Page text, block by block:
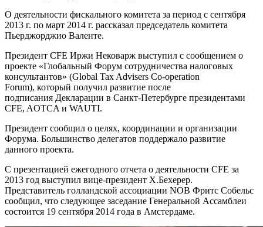
О деятельности фискального комитета за период с сентября
2013 г. по март 2014 г. рассказал председатель комитета
Пьерджорджио Валенте.
Президент CFE Иржи Нековарж выступил с сообщением о
проекте «Глобальный Форум сотрудничества налоговых
консультантов» (Global Tax Advisers Co-operation
Forum), который получил развитие после
подписания Декларации в Санкт-Петербурге президентами
CFE, AOTCA и WAUTI.
Президент сообщил о целях, координации и организации
Форума. Большинство делегатов поддержало развитие
данного проекта.
С презентацией ежегодного отчета о деятельности CFE за
2013 год выступил вице-президент Х.Бехерер.
Представитель голландской ассоциации NOB Фритс Собельс
сообщил, что следующее заседание Генеральной Ассамблеи
состоится 19 сентября 2014 года в Амстердаме.